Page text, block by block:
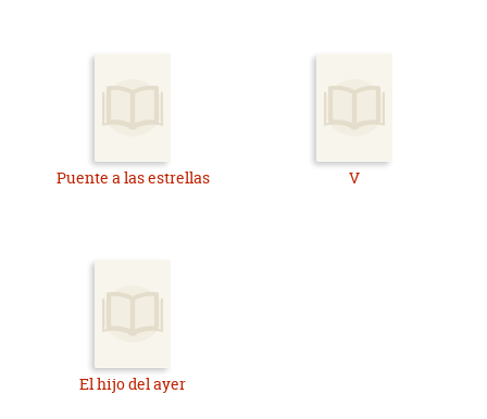
Puente a las estrellas V
El hijo del ayer